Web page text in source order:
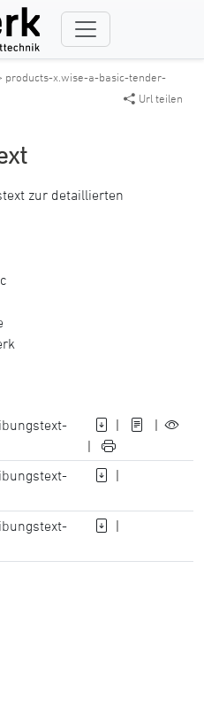
products-x.wise-a-basic-tender-
Url teilen
zur detaillierten
|
|
|
|
|